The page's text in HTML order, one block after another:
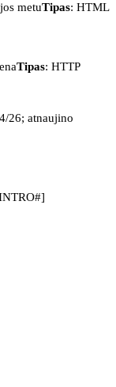
metuTipas: HTML
Tipas: HTTP
26; atnaujino